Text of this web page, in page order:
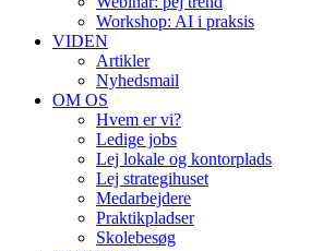
Workshop: AI i praksis
VIDEN
Artikler
Nyhedsmail
OM OS
Hvem er vi?
Ledige jobs
Lej lokale og kontorplads
Lej strategihuset
Medarbejdere
Praktikpladser
Skolebesøg